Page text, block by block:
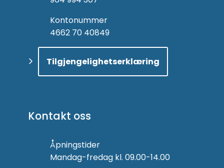
Kontonummer
4662 70 40849
Tilgjengelighetserklæring
Kontakt oss
Åpningstider
Mandag-fredag kl. 09.00-14.00